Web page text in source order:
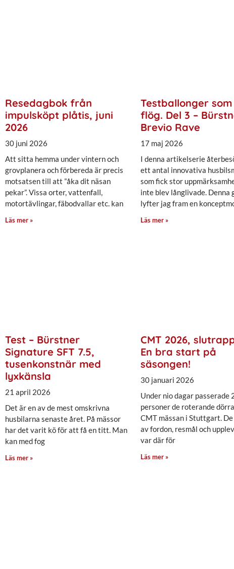
Resedagbok från
impulsköpt plåtis, juni
2026
30 juni 2026
Att sitta hemma under vintern och
grovplanera och förbereda är precis
motsatsen till att ”åka dit näsan
pekar”. Vissa orter, vattenfall,
motortävlingar, fäbodvallar etc. kan
Läs mer »
Testballonger
flög. Del 3 –
Brevio Rave
17 maj 2026
I denna artikelserie
ett antal innovativa
som fick stor
inte blev långlivade. Denna
lyfter jag fram en
Läs mer »
Test – Bürstner
Signature SFT 7.5,
tusenkonstnär med
lyxkänsla
21 april 2026
Det är en av de mest omskrivna
husbilarna senaste året. På mässor
har det varit kö för att få en titt. Man
kan med fog
Läs mer »
CMT 2026,
En bra start på
säsongen!
30 januari 2026
Under nio dagar passerade
personer de roterande
CMT mässan i Stuttgart.
av fordon, resmål och
var där för
Läs mer »